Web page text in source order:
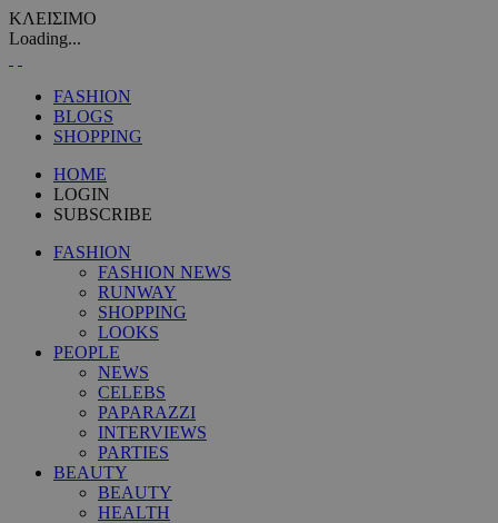
ΚΛΕΙΣΙΜΟ
Loading...
FASHION
BLOGS
SHOPPING
HOME
LOGIN
SUBSCRIBE
FASHION
FASHION NEWS
RUNWAY
SHOPPING
LOOKS
PEOPLE
NEWS
CELEBS
PAPARAZZI
INTERVIEWS
PARTIES
BEAUTY
BEAUTY
HEALTH